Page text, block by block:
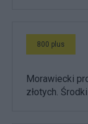
800 plus
Morawiecki
złotych.